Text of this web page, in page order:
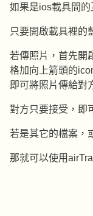
如果是ios載具間的
只要開啟載具裡的
若傳照片，首先開
格加向上箭頭的
即可將照片傳給對
對方只要接受，即
若是其它的檔案，
那就可以使用